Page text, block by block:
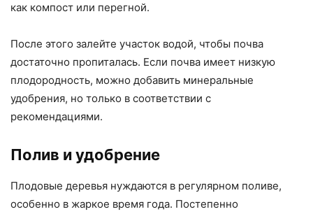
как компост или перегной.
После этого залейте участок водой, чтобы почва
достаточно пропиталась. Если почва имеет низкую
плодородность, можно добавить минеральные
удобрения, но только в соответствии с
рекомендациями.
Полив и удобрение
Плодовые деревья нуждаются в регулярном поливе,
особенно в жаркое время года. Постепенно